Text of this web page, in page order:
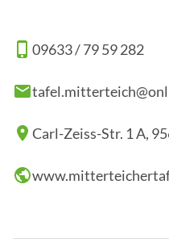
09633 / 79 59 282
Carl-Zeiss-Str. 1 A,